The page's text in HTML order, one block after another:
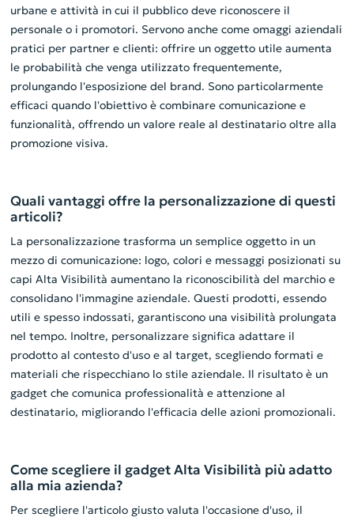
urbane e attività in cui il pubblico deve riconoscere il
personale o i promotori. Servono anche come omaggi aziendali
pratici per partner e clienti: offrire un oggetto utile aumenta
le probabilità che venga utilizzato frequentemente,
prolungando l'esposizione del brand. Sono particolarmente
efficaci quando l'obiettivo è combinare comunicazione e
funzionalità, offrendo un valore reale al destinatario oltre alla
promozione visiva.
Quali vantaggi offre la personalizzazione di questi
articoli?
La personalizzazione trasforma un semplice oggetto in un
mezzo di comunicazione: logo, colori e messaggi posizionati su
capi Alta Visibilità aumentano la riconoscibilità del marchio e
consolidano l'immagine aziendale. Questi prodotti, essendo
utili e spesso indossati, garantiscono una visibilità prolungata
nel tempo. Inoltre, personalizzare significa adattare il
prodotto al contesto d'uso e al target, scegliendo formati e
materiali che rispecchiano lo stile aziendale. Il risultato è un
gadget che comunica professionalità e attenzione al
destinatario, migliorando l'efficacia delle azioni promozionali.
Come scegliere il gadget Alta Visibilità più adatto
alla mia azienda?
Per scegliere l'articolo giusto valuta l'occasione d'uso, il